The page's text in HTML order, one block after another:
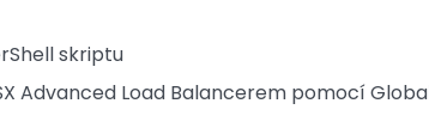
skriptu
Advanced Load Balancerem pomocí